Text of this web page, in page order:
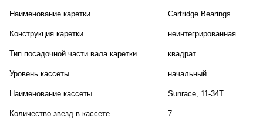
Наименование каретки Cartridge Bearings
Конструкция каретки неинтегрированная
Тип посадочной части вала каретки квадрат
Уровень кассеты начальный
Наименование кассеты Sunrace, 11-34T
Количество звезд в кассете 7